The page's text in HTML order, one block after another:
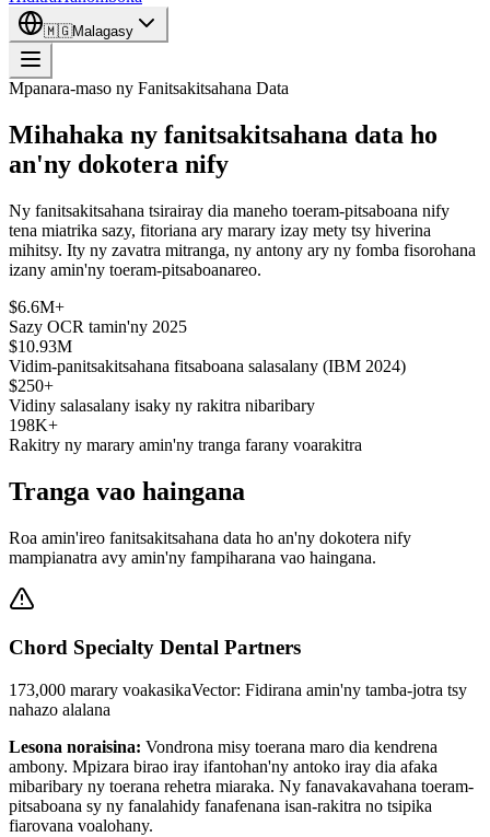
🇲🇬Malagasy
Mpanara-maso ny Fanitsakitsahana Data
Mihahaka ny fanitsakitsahana data ho
an'ny dokotera nify
Ny fanitsakitsahana tsirairay dia maneho toeram-pitsaboana nify
tena miatrika sazy, fitoriana ary marary izay mety tsy hiverina
mihitsy. Ity ny zavatra mitranga, ny antony ary ny fomba fisorohana
izany amin'ny toeram-pitsaboanareo.
$6.6M+
Sazy OCR tamin'ny 2025
$10.93M
Vidim-panitsakitsahana fitsaboana salasalany (IBM 2024)
$250+
Vidiny salasalany isaky ny rakitra nibaribary
198K+
Rakitry ny marary amin'ny tranga farany voarakitra
Tranga vao haingana
Roa amin'ireo fanitsakitsahana data ho an'ny dokotera nify
mampianatra avy amin'ny fampiharana vao haingana.
Chord Specialty Dental Partners
173,000 marary voakasikaVector: Fidirana amin'ny tamba-jotra tsy
nahazo alalana
Lesona noraisina: Vondrona misy toerana maro dia kendrena
ambony. Mpizara birao iray ifantohan'ny antoko iray dia afaka
mibaribary ny toerana rehetra miaraka. Ny fanavakavahana toeram-
pitsaboana sy ny fanalahidy fanafenana isan-rakitra no tsipika
fiarovana voalohany.